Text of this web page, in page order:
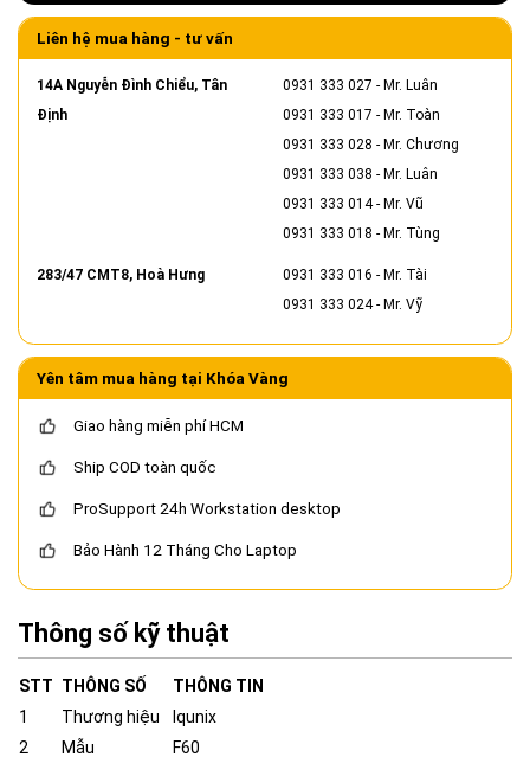
Liên hệ mua hàng - tư vấn
14A Nguyễn Đình Chiểu, Tân
Định
0931 333 027 - Mr. Luân
0931 333 017 - Mr. Toàn
0931 333 028 - Mr. Chương
0931 333 038 - Mr. Luân
0931 333 014- Mr. Vũ
0931 333 018 - Mr. Tùng
283/47 CMT8, Hoà Hưng 0931 333 016 - Mr. Tài
0931 333 024- Mr. Vỹ
Yên tâm mua hàng tại Khóa Vàng
Giao hàng miễn phí HCM
Ship COD toàn quốc
ProSupport 24h Workstation desktop
Bảo Hành 12 Tháng Cho Laptop
Thông số kỹ thuật
STT THÔNG SỐ
THÔNG TIN
1
Thương hiệu
Iqunix
2
Mẫu
F60